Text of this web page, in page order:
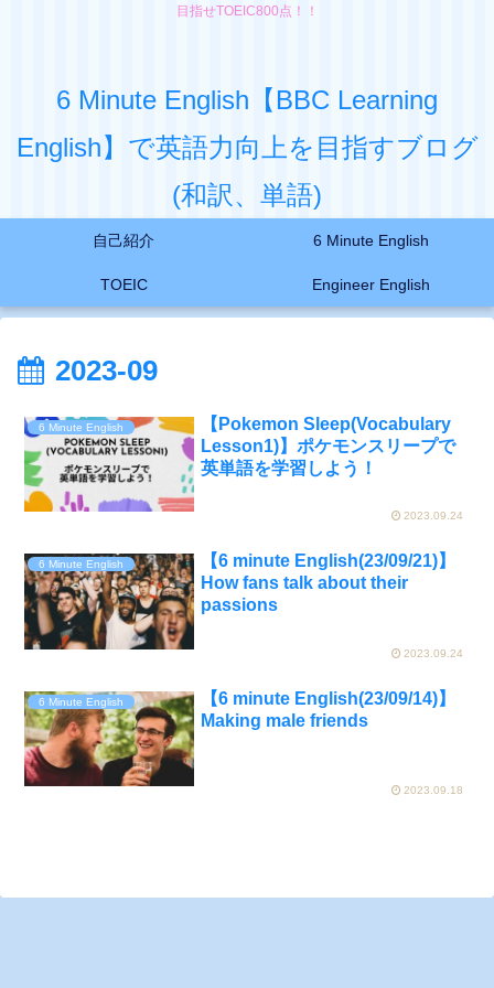
目指せTOEIC800点！！
6 Minute English【BBC Learning
English】で英語力向上を目指すブログ
(和訳、単語)
自己紹介 6 Minute English
TOEIC Engineer English
2023-09
6 Minute English
【Pokemon Sleep(Vocabulary
Lesson1)】ポケモンスリープで
英単語を学習しよう！
2023.09.24
6 Minute English
【6 minute English(23/09/21)】
How fans talk about their
passions
2023.09.24
6 Minute English
【6 minute English(23/09/14)】
Making male friends
2023.09.18